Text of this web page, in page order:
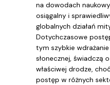
na dowodach
osiągalny i
globalnych działań
Dotychczasowe
tym szybkie
słonecznej, świadczą
właściwej drodze,
postęp w różnych